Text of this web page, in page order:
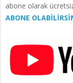
abone olarak
ABONE